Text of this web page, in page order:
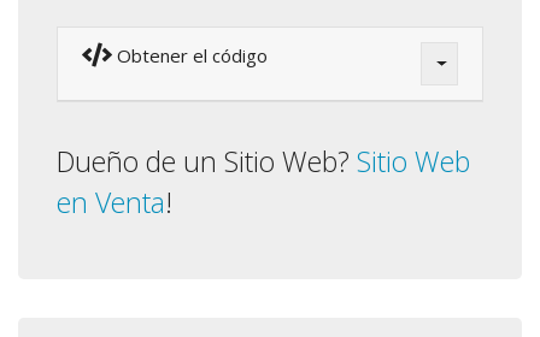
Obtener el código
Dueño de un Sitio Web? Sitio Web
en Venta!